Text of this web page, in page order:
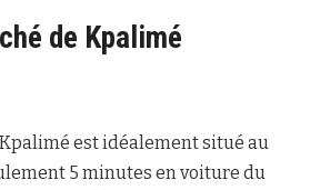
de Kpalimé
est idéalement situé au
5 minutes en voiture du